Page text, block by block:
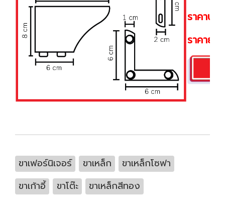
ราคาป
ราคาย
ขาเฟอร์นิเจอร์ ขาเหล็ก
ขาเหล็กโซฟา
ขาเก้าอี้
ขาโต๊ะ
ขาเหล็กสีทอง